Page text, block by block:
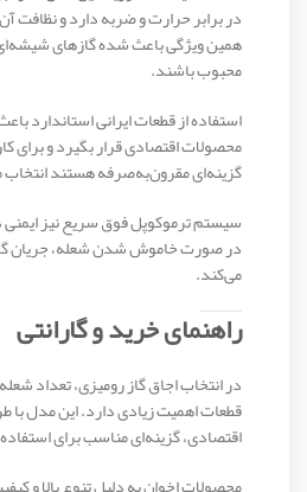
در برابر حرارت و ضربه دارد و نظافت
همین ویژگی باعث شده گازهای
محبوب باشند.
استفاده از قطعات ایرانی استاندارد
محصولات اقتصادی قرار بگیرد و برای
گزینه‌ای مقرون‌به‌صرفه هستند
سیستم ترموکوپل فوق سریع نیز
در صورت خاموش شدن شعله، جریان
می‌کند.
راهنمای خرید و گارانتی
در انتخاب اجاق گاز رومیزی، تعداد
قطعات اهمیت زیادی دارد. این مدل با
اقتصادی، گزینه‌ای مناسب برای